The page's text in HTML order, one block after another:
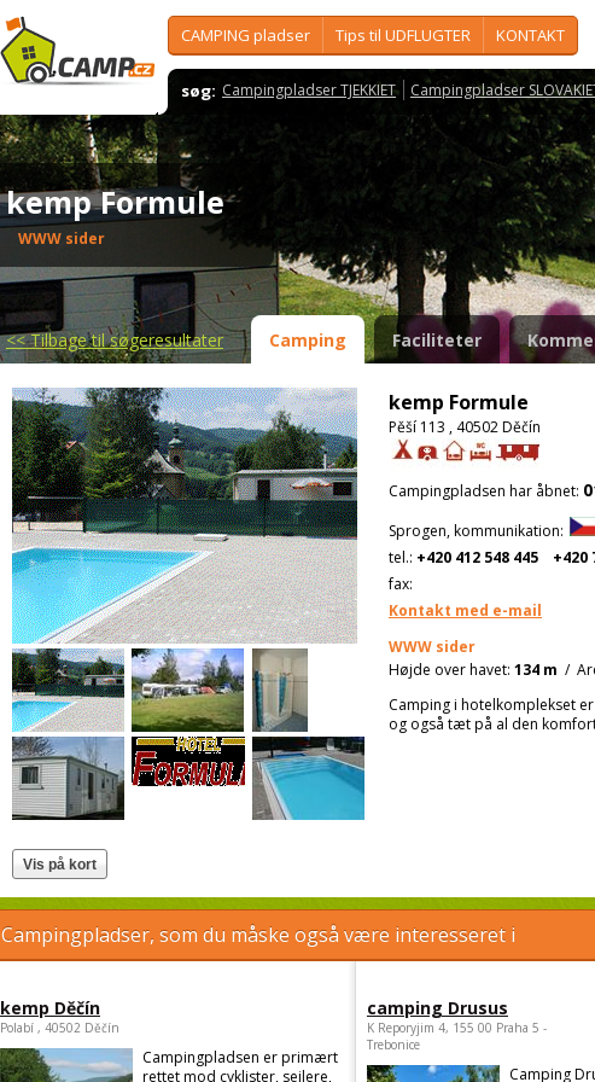
CAMPING pladser Tips til UDFLUGTER KONTAKT
søg: Campingpladser TJEKKIET Campingpladser
kemp Formule
WWW sider
<<Tilbage til søgeresultater Camping Faciliteter
kemp Formule
Pěší 113 , 40502 Děčín
Campingpladsen har åbnet:
Sprogen, kommunikation:
tel.: +420 412 548 445
+420
fax:
Kontakt med e-mail
WWW sider
Højde over havet: 134 m /
Camping i hotelkomplekset
og også tæt på al den
Campingpladser, som du måske også være interesseret i
kemp Děčín
Polabí , 40502 Děčín
Campingpladsen er primært
rettet mod cyklister, sejlere,
camping Drusus
K Reporyjim 4, 155 00 Praha 5 -
Trebonice
Camping